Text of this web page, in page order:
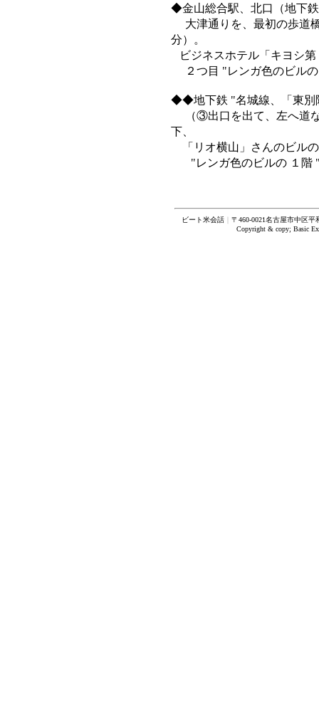
◆金山総合駅、北口（地下
大津通りを、最初の歩道
分）。
ビジネスホテル「キヨシ
２つ目 "レンガ色のビル
◆◆地下鉄 "名城線、「東
（③出口を出て、左へ道
下、
「リオ横山」さんのビル
"レンガ色のビルの １階
ビート米会話｜ 〒460-0021名古屋市中区平
Copyright & copy; Basic